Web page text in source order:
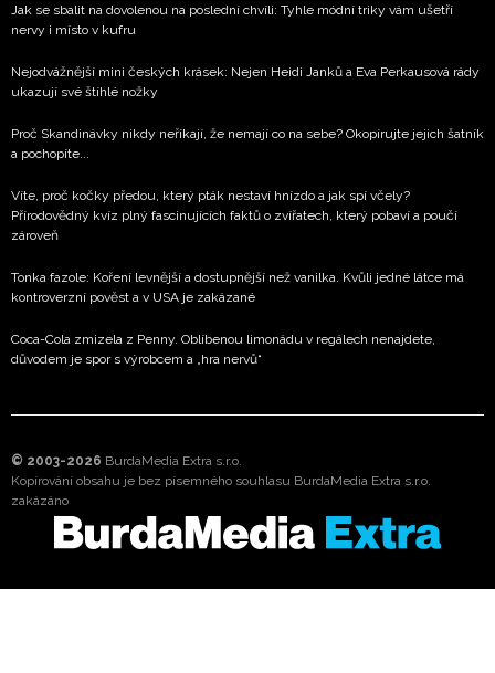
Jak se sbalit na dovolenou na poslední chvíli: Tyhle módní triky vám ušetří
nervy i místo v kufru
Nejodvážnější mini českých krásek: Nejen Heidi Janků a Eva Perkausová rády
ukazují své štíhlé nožky
Proč Skandinávky nikdy neříkají, že nemají co na sebe? Okopírujte jejich šatník
a pochopíte...
Víte, proč kočky předou, který pták nestaví hnízdo a jak spí včely?
Přírodovědný kvíz plný fascinujících faktů o zvířatech, který pobaví a poučí
zároveň
Tonka fazole: Koření levnější a dostupnější než vanilka. Kvůli jedné látce má
kontroverzní pověst a v USA je zakázané
Coca-Cola zmizela z Penny. Oblíbenou limonádu v regálech nenajdete,
důvodem je spor s výrobcem a „hra nervů“
© 2003-2026 BurdaMedia Extra s.r.o.
Kopírování obsahu je bez písemného souhlasu BurdaMedia Extra s.r.o.
zakázáno